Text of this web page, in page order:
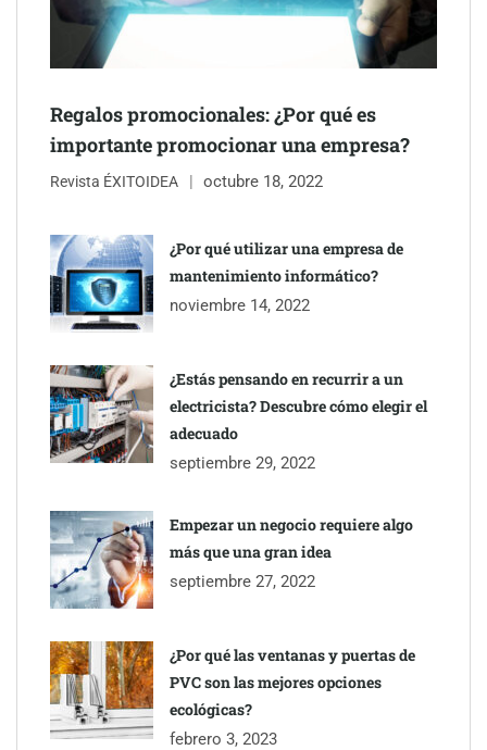
NOVA: innovación y diseño que transforman espacios de la
mano de Tormo Franquicias
Regalos promocionales: ¿Por qué es
importante promocionar una empresa?
Revista ÉXITOIDEA octubre 18, 2022
¿Por qué utilizar una empresa de
mantenimiento informático?
noviembre 14, 2022
¿Estás pensando en recurrir a un
electricista? Descubre cómo elegir el
adecuado
septiembre 29, 2022
Empezar un negocio requiere algo
más que una gran idea
septiembre 27, 2022
¿Por qué las ventanas y puertas de
PVC son las mejores opciones
ecológicas?
febrero 3, 2023